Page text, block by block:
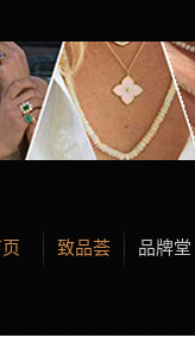
致品荟 品牌堂